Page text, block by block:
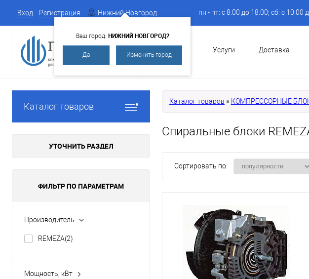
Вход Регистрация Нижний Новгород
Ваш город: НИЖНИЙ НОВГОРОД?
Да Изменить город
пн - пт: с 8.00 до 18.00; сб: с 10.00
Услуги Доставка
Каталог товаров
УТОЧНИТЬ РАЗДЕЛ
ФИЛЬТР ПО ПАРАМЕТРАМ
Производитель
REMEZA(2)
Мощность, кВт
Каталог товаров КОМПРЕССОРНЫЕ
Спиральные блоки
Сортировать по: